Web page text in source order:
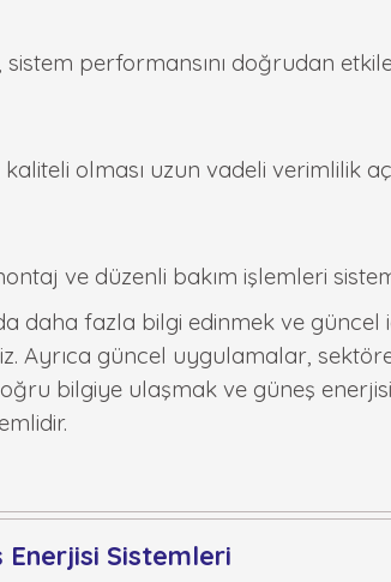
performansını doğrudan
olması uzun vadeli verimlilik
ve düzenli bakım işlemleri
daha fazla bilgi edinmek ve
Ayrıca güncel uygulamalar,
bilgiye ulaşmak ve güneş
Sistemleri